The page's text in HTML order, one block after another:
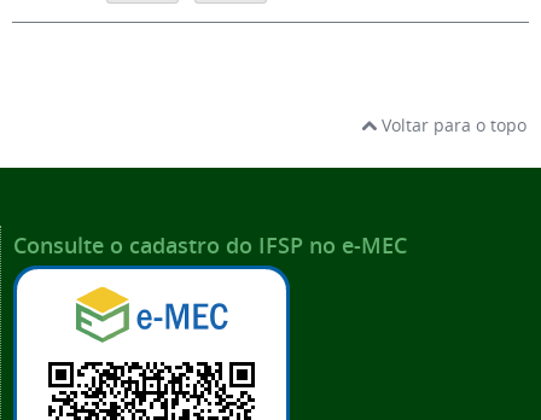
Voltar para o topo
Consulte o cadastro do IFSP no e-MEC